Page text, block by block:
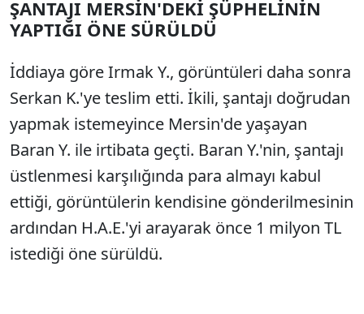
ŞANTAJI MERSİN'DEKİ ŞÜPHELİNİN
YAPTIĞI ÖNE SÜRÜLDÜ
İddiaya göre Irmak Y., görüntüleri daha sonra
Serkan K.'ye teslim etti. İkili, şantajı doğrudan
yapmak istemeyince Mersin'de yaşayan
Baran Y. ile irtibata geçti. Baran Y.'nin, şantajı
üstlenmesi karşılığında para almayı kabul
ettiği, görüntülerin kendisine gönderilmesinin
ardından H.A.E.'yi arayarak önce 1 milyon TL
istediği öne sürüldü.